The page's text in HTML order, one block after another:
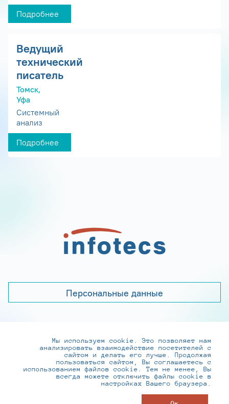
Подробнее
Ведущий
технический
писатель
Томск,
Уфа
Системный
анализ
Подробнее
Персональные данные
+7 (495) 737-6192, 8-800-250-0-260
practice@infotecs.ru,hr@infotecs.ru
127273, г. Москва, Отрадная ул., 2Б строение 1
Мы используем cookie. Это позволяет нам
анализировать взаимодействие посетителей с
сайтом и делать его лучше. Продолжая
пользоваться сайтом, Вы соглашаетесь с
использованием файлов cookie. Тем не менее, Вы
всегда можете отключить файлы cookie в
настройках Вашего браузера.